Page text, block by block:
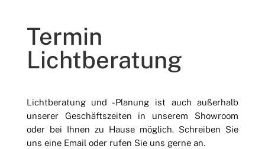
Termin
Lichtberatung
Lichtberatung und -Planung ist auch außerhalb
unserer Geschäftszeiten in unserem Showroom
oder bei Ihnen zu Hause möglich. Schreiben Sie
uns eine Email oder rufen Sie uns gerne an.